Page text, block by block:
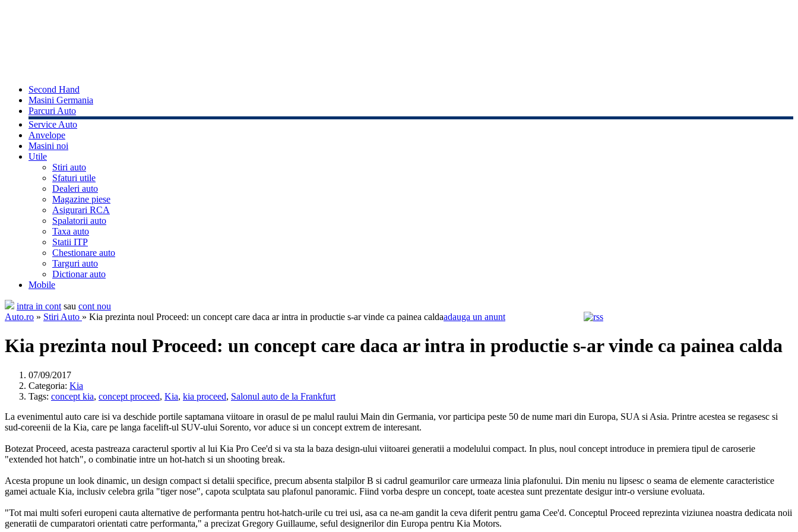
Second Hand
Masini Germania
Parcuri Auto
Service Auto
Anvelope
Masini noi
Utile
Stiri auto
Sfaturi utile
Dealeri auto
Magazine piese
Asigurari RCA
Spalatorii auto
Taxa auto
Statii ITP
Chestionare auto
Targuri auto
Dictionar auto
Mobile
intra in cont sau cont nou
Auto.ro » Stiri Auto » Kia prezinta noul Proceed: un concept care daca ar intra in productie s-ar vinde ca painea caldaadauga un anunt
Kia prezinta noul Proceed: un concept care daca ar intra in productie s-ar vinde ca painea calda
07/09/2017
Categoria: Kia
Tags: concept kia, concept proceed, Kia, kia proceed, Salonul auto de la Frankfurt
La evenimentul auto care isi va deschide portile saptamana viitoare in orasul de pe malul raului Main din Germania, vor participa peste 50 de nume mari din Europa, SUA si Asia. Printre acestea se regasesc si
sud-coreenii de la Kia, care pe langa facelift-ul SUV-ului Sorento, vor aduce si un concept extrem de interesant.
Botezat Proceed, acesta pastreaza caracterul sportiv al lui Kia Pro Cee'd si va sta la baza design-ului viitoarei generatii a modelului compact. In plus, noul concept introduce in premiera tipul de caroserie
"extended hot hatch", o combinatie intre un hot-hatch si un shooting break.
Acesta propune un look dinamic, un design compact si detalii specifice, precum absenta stalpilor B si cadrul geamurilor care urmeaza linia plafonului. Din meniu nu lipsesc o seama de elemente caracteristice
gamei actuale Kia, inclusiv celebra grila "tiger nose", capota sculptata sau plafonul panoramic. Fiind vorba despre un concept, toate acestea sunt prezentate desigur intr-o versiune evoluata.
"Tot mai multi soferi europeni cauta alternative de performanta pentru hot-hatch-urile cu trei usi, asa ca ne-am gandit la ceva diferit pentru gama Cee'd. Conceptul Proceed reprezinta viziunea noastra dedicata noii
generatii de cumparatori orientati catre performanta," a precizat Gregory Guillaume, seful designerilor din Europa pentru Kia Motors.